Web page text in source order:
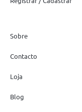
Sobre
Contacto
Loja
Blog